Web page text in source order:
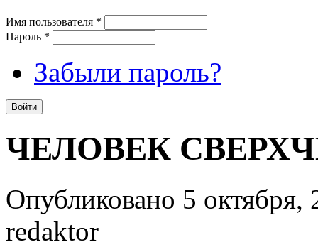
Имя пользователя *
Пароль *
Забыли пароль?
ЧЕЛОВЕК
Опубликовано 5 октября,
redaktor